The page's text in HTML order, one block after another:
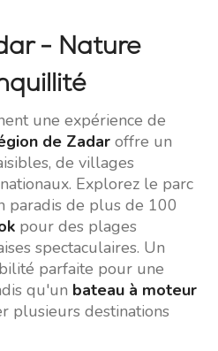
- Nature
une expérience de
de Zadaroffre un
de villages
Explorez le parc
paradis de plus de 100
pour des plages
spectaculaires. Un
parfaite pour une
qu'un bateau à moteur
plusieurs destinations